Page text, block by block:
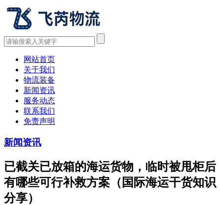
网站首页
关于我们
物流装备
新闻资讯
服务动态
联系我们
免责声明
新闻资讯
已截关已放箱的海运货物，临时被甩柜后
有哪些可行补救方案（国际海运干货知识
分享）